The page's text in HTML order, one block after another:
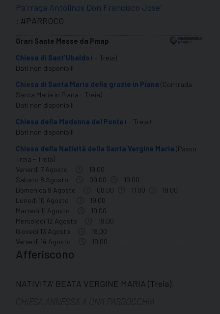
Pa'rraga Antolinos Don Francisco Jose'
: #PARROCO
Orari Sante Messe da Pmap
Chiesa di Sant'Ubaldo ( - Treia)
Dati non disponibili
Chiesa di Santa Maria delle grazie in Piana (Contrada
Santa Maria in Piana - Treia)
Dati non disponibili
Chiesa della Madonna del Ponte ( - Treia)
Dati non disponibili
Chiesa della Natività della Santa Vergine Maria (Passo
Treia - Treia)
Venerdì 7 Agosto
19.00
Sabato 8 Agosto
09.00
19.00
Domenica 9 Agosto
08.00 11.00
19.00
Lunedì 10 Agosto
19.00
Martedì 11 Agosto
19.00
Mercoledì 12 Agosto
19.00
Giovedì 13 Agosto
19.00
Venerdì 14 Agosto
19.00
Afferiscono
NATIVITA’ BEATA VERGINE MARIA (Treia)